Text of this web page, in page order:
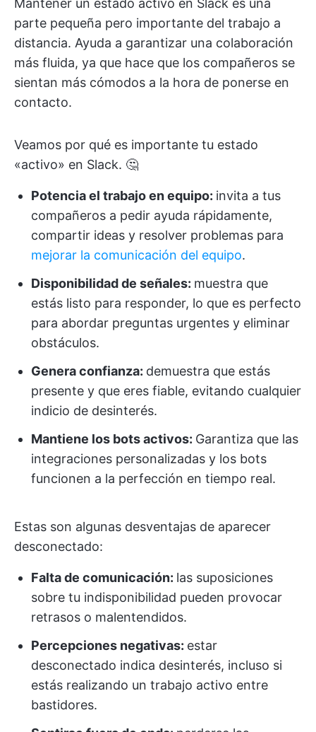
Mantener un estado activo en Slack es una
parte pequeña pero importante del trabajo a
distancia. Ayuda a garantizar una colaboración
más fluida, ya que hace que los compañeros se
sientan más cómodos a la hora de ponerse en
contacto.
Veamos por qué es importante tu estado
«activo» en Slack. 🤔
Potencia el trabajo en equipo: invita a tus
compañeros a pedir ayuda rápidamente,
compartir ideas y resolver problemas para
mejorar la comunicación del equipo.
Disponibilidad de señales: muestra que
estás listo para responder, lo que es perfecto
para abordar preguntas urgentes y eliminar
obstáculos.
Genera confianza: demuestra que estás
presente y que eres fiable, evitando cualquier
indicio de desinterés.
Mantiene los bots activos: Garantiza que las
integraciones personalizadas y los bots
funcionen a la perfección en tiempo real.
Estas son algunas desventajas de aparecer
desconectado:
Falta de comunicación: las suposiciones
sobre tu indisponibilidad pueden provocar
retrasos o malentendidos.
Percepciones negativas: estar
desconectado indica desinterés, incluso si
estás realizando un trabajo activo entre
bastidores.